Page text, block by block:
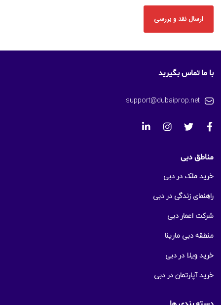
با ما تماس بگیرید
support@dubaiprop.net
مناطق دبی
خرید ملک در دبی
راهنمای زندگی در دبی
شرکت اعمار دبی
منطقه دبی مارینا
خرید ویلا در دبی
خرید آپارتمان در دبی